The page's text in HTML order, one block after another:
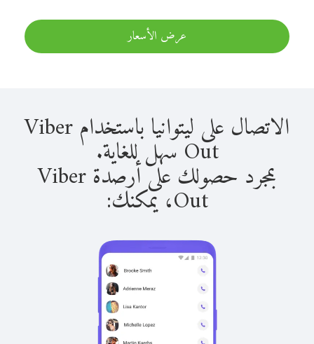
عرض الأسعار
الاتصال على ليتوانيا باستخدام Viber
Out سهل للغاية.
بمجرد حصولك على أرصدة Viber
Out، يمكنك: